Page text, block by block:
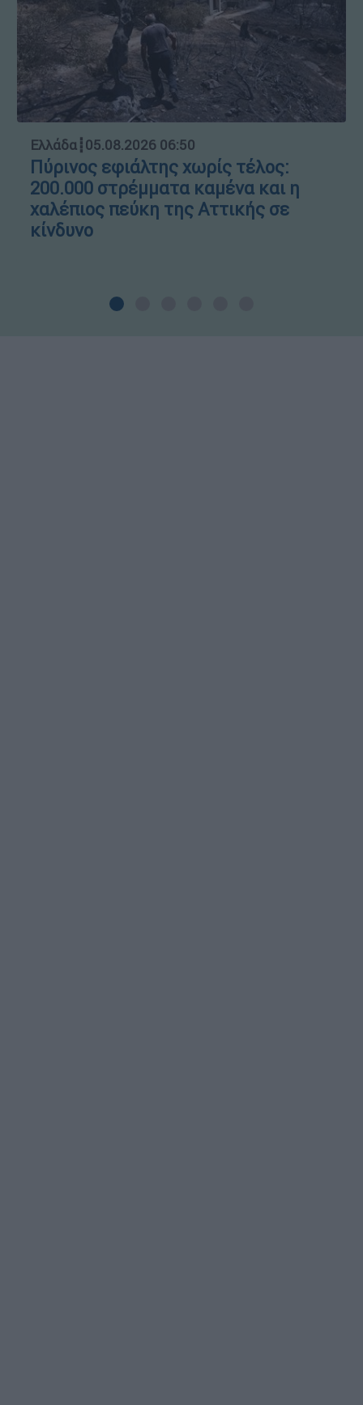
Ελλάδα┋05.08.2026 06:50
Πύρινος εφιάλτης χωρίς τέλος:
200.000 στρέμματα καμένα και η
χαλέπιος πεύκη της Αττικής σε
κίνδυνο